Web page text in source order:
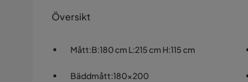
Översikt
Mått:B:180 cm L:215 cm H:115 cm
Bäddmått:180x200